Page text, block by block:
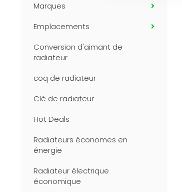
Marques
Emplacements
Conversion d'aimant de
radiateur
coq de radiateur
Clé de radiateur
Hot Deals
Radiateurs économes en
énergie
Radiateur électrique
économique